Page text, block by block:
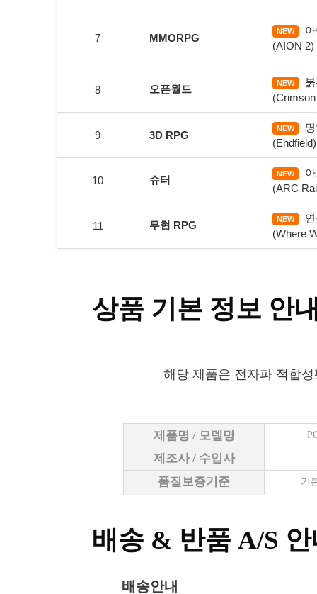
7 MMORPG
NEW
(AION 2)
8 오픈월드 NEW
9 3D RPG
NEW
(Endfield)
10 슈터 NEW
(ARC
11 무협 RPG NEW
(Where
배송 & 반품 A/S
배송안내
상품 기본 정보 안
해당 제품은 전자파 적합
제품명 / 모델명
제조사 / 수입사
품질보증기준
기